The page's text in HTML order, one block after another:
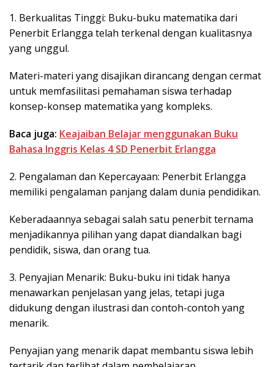
1. Berkualitas Tinggi: Buku-buku matematika dari
Penerbit Erlangga telah terkenal dengan kualitasnya
yang unggul.
Materi-materi yang disajikan dirancang dengan cermat
untuk memfasilitasi pemahaman siswa terhadap
konsep-konsep matematika yang kompleks.
Baca juga: Keajaiban Belajar menggunakan Buku
Bahasa Inggris Kelas 4 SD Penerbit Erlangga
2. Pengalaman dan Kepercayaan: Penerbit Erlangga
memiliki pengalaman panjang dalam dunia pendidikan.
Keberadaannya sebagai salah satu penerbit ternama
menjadikannya pilihan yang dapat diandalkan bagi
pendidik, siswa, dan orang tua.
3. Penyajian Menarik: Buku-buku ini tidak hanya
menawarkan penjelasan yang jelas, tetapi juga
didukung dengan ilustrasi dan contoh-contoh yang
menarik.
Penyajian yang menarik dapat membantu siswa lebih